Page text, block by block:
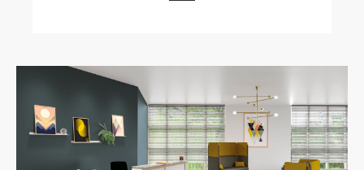
11. LEXIQUE.
Utilisateur : Internaute se connectant, utilisant
le site susnommé. Informations personnelles :
« les informations qui permettent, sous quelque